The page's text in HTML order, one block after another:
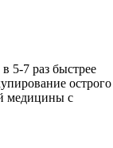
5-7 раз быстрее
острого
медицины с